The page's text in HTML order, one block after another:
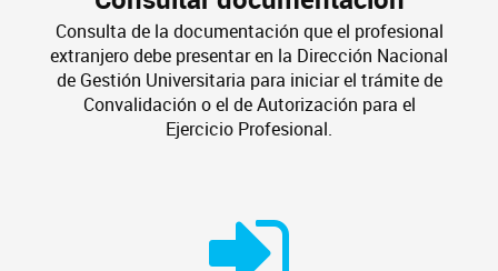
Consulta de la documentación que el profesional
extranjero debe presentar en la Dirección Nacional
de Gestión Universitaria para iniciar el trámite de
Convalidación o el de Autorización para el
Ejercicio Profesional.